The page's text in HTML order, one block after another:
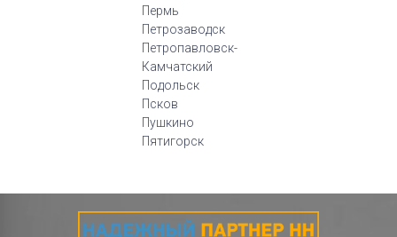
Пермь
Петрозаводск
Петропавловск-
Камчатский
Подольск
Псков
Пушкино
Пятигорск